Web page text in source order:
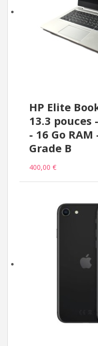
HP Elite
13.3 pouces
- 16 Go RAM
Grade B
400,00 €